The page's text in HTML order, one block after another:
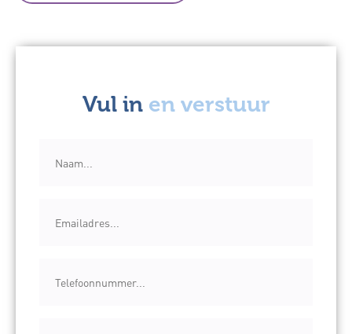
Vul in en verstuur